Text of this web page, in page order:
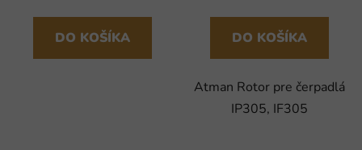
DO KOŠÍKA DO KOŠÍKA
Atman Rotor pre čerpadlá
IP305, IF305